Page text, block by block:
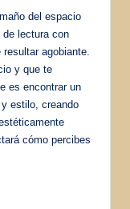
del espacio
de lectura con
agobiante.
y que te
es encontrar un
estilo, creando
cómo percibes